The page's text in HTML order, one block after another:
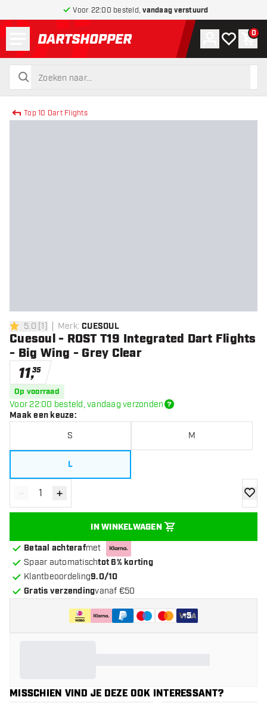
Voor 22:00 besteld,vandaag verstuurd
terug naar home pagina
zoeken
zoeken
Account
Mijn 0
Top 10 Dart Flights
5 score sterren
5.0 [1] Merk: CUESOUL
Cuesoul - ROST T19 Integrated Dart Flights
- Big Wing - Grey Clear
11,35
Op voorraad
Voor 22:00 besteld, vandaag verzonden
Maak een keuze:
S M
L
Verminder hoeveelheid
- Verhoog hoeveelheid
+
IN WINKELWAGEN
Betaal achterafmet
Spaar automatischtot 6% korting
Klantbeoordeling9.0/10
Gratis verzendingvanaf €50
+5
MISSCHIEN VIND JE DEZE OOK INTERESSANT?